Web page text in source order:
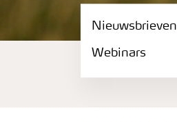
Nieuwsbrieven
Gewassen
Nieuwsbrieven
Webinars